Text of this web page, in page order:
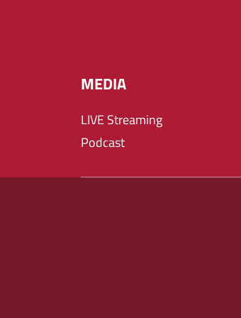
MEDIA
LIVE Streaming
Podcast